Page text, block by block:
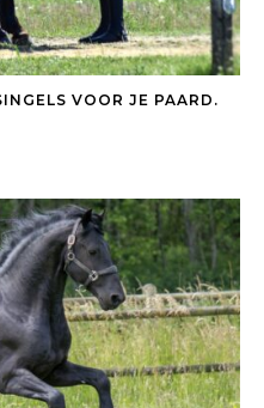
VOOR JE PAARD.